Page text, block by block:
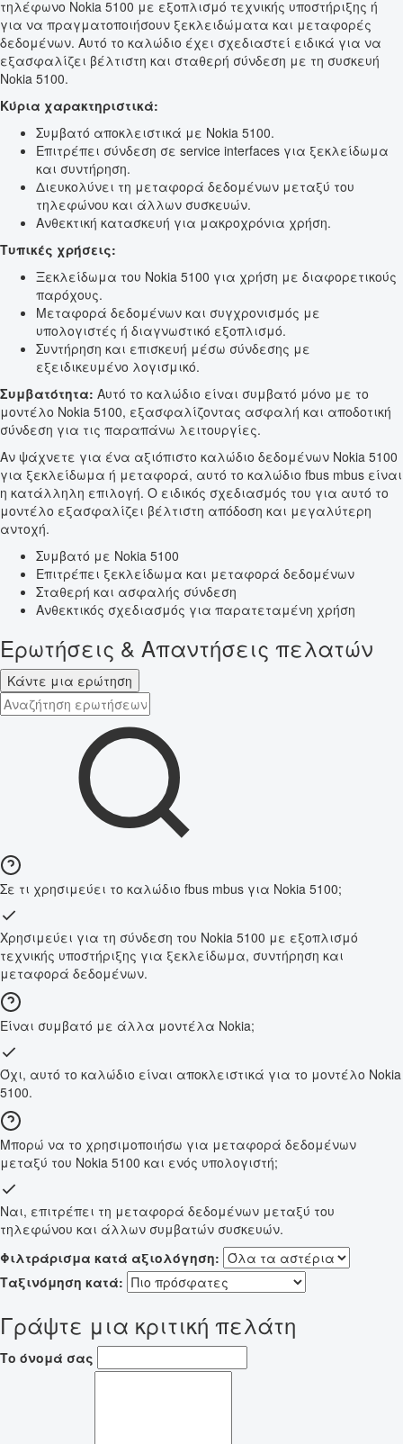
τηλέφωνο Nokia 5100 με εξοπλισμό τεχνικής υποστήριξης ή
για να πραγματοποιήσουν ξεκλειδώματα και μεταφορές
δεδομένων. Αυτό το καλώδιο έχει σχεδιαστεί ειδικά για να
εξασφαλίζει βέλτιστη και σταθερή σύνδεση με τη συσκευή
Nokia 5100.
Κύρια χαρακτηριστικά:
Συμβατό αποκλειστικά με Nokia 5100.
Επιτρέπει σύνδεση σε service interfaces για ξεκλείδωμα
και συντήρηση.
Διευκολύνει τη μεταφορά δεδομένων μεταξύ του
τηλεφώνου και άλλων συσκευών.
Ανθεκτική κατασκευή για μακροχρόνια χρήση.
Τυπικές χρήσεις:
Ξεκλείδωμα του Nokia 5100 για χρήση με διαφορετικούς
παρόχους.
Μεταφορά δεδομένων και συγχρονισμός με
υπολογιστές ή διαγνωστικό εξοπλισμό.
Συντήρηση και επισκευή μέσω σύνδεσης με
εξειδικευμένο λογισμικό.
Συμβατότητα: Αυτό το καλώδιο είναι συμβατό μόνο με το
μοντέλο Nokia 5100, εξασφαλίζοντας ασφαλή και αποδοτική
σύνδεση για τις παραπάνω λειτουργίες.
Αν ψάχνετε για ένα αξιόπιστο καλώδιο δεδομένων Nokia 5100
για ξεκλείδωμα ή μεταφορά, αυτό το καλώδιο fbus mbus είναι
η κατάλληλη επιλογή. Ο ειδικός σχεδιασμός του για αυτό το
μοντέλο εξασφαλίζει βέλτιστη απόδοση και μεγαλύτερη
αντοχή.
Συμβατό με Nokia 5100
Επιτρέπει ξεκλείδωμα και μεταφορά δεδομένων
Σταθερή και ασφαλής σύνδεση
Ανθεκτικός σχεδιασμός για παρατεταμένη χρήση
Ερωτήσεις & Απαντήσεις πελατών
Κάντε μια ερώτηση
Σε τι χρησιμεύει το καλώδιο fbus mbus για Nokia 5100;
Χρησιμεύει για τη σύνδεση του Nokia 5100 με εξοπλισμό
τεχνικής υποστήριξης για ξεκλείδωμα, συντήρηση και
μεταφορά δεδομένων.
Είναι συμβατό με άλλα μοντέλα Nokia;
Όχι, αυτό το καλώδιο είναι αποκλειστικά για το μοντέλο Nokia
5100.
Μπορώ να το χρησιμοποιήσω για μεταφορά δεδομένων
μεταξύ του Nokia 5100 και ενός υπολογιστή;
Ναι, επιτρέπει τη μεταφορά δεδομένων μεταξύ του
τηλεφώνου και άλλων συμβατών συσκευών.
Φιλτράρισμα κατά αξιολόγηση:
Ταξινόμηση κατά:
Γράψτε μια κριτική πελάτη
Το όνομά σας